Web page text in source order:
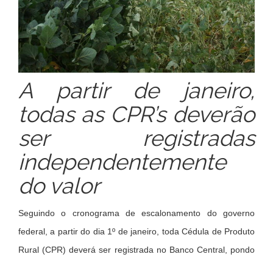
A partir de janeiro,
todas as CPR’s deverão
ser registradas
independentemente
do valor
Seguindo o cronograma de escalonamento do governo
federal, a partir do dia 1º de janeiro, toda Cédula de Produto
Rural (CPR) deverá ser registrada no Banco Central, pondo